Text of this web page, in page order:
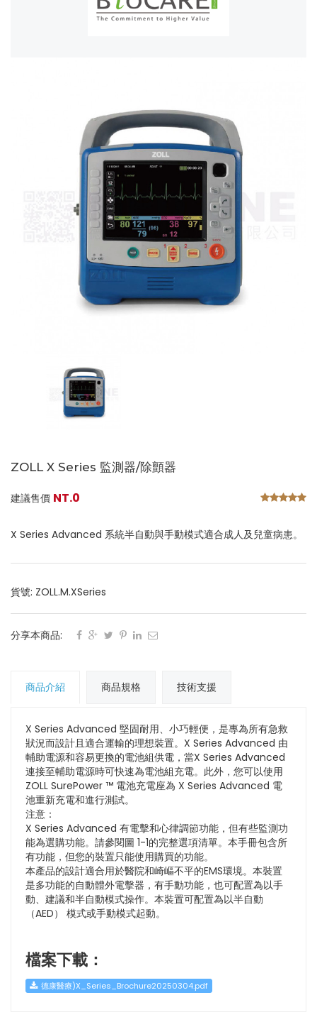
ZOLL X Series 監測器/除顫器
建議售價 NT.0
X Series Advanced 系統半自動與手動模式適合成人及兒童病患。
貨號: ZOLL.M.XSeries
分享本商品:
商品介紹 商品規格 技術支援
X Series Advanced 堅固耐用、小巧輕便，是專為所有急救
狀況而設計且適合運輸的理想裝置。X Series Advanced 由
輔助電源和容易更換的電池組供電，當X Series Advanced
連接至輔助電源時可快速為電池組充電。此外，您可以使用
ZOLL SurePower ™ 電池充電座為 X Series Advanced 電
池重新充電和進行測試。
注意：
X Series Advanced 有電擊和心律調節功能，但有些監測功
能為選購功能。請參閱圖 1-1的完整選項清單。本手冊包含所
有功能，但您的裝置只能使用購買的功能。
本產品的設計適合用於醫院和崎嶇不平的EMS環境。本裝置
是多功能的自動體外電擊器，有手動功能，也可配置為以手
動、建議和半自動模式操作。本裝置可配置為以半自動
（AED） 模式或手動模式起動。
檔案下載：
德康醫療)X_Series_Brochure20250304.pdf